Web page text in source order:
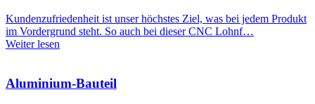
Kundenzufriedenheit ist unser höchstes Ziel, was bei jedem Produkt
im Vordergrund steht. So auch bei dieser CNC Lohnf…
Weiter lesen
Aluminium-Bauteil